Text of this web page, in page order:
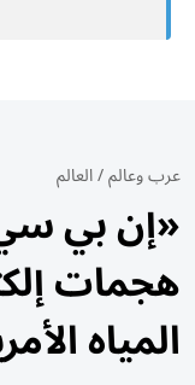
عرب وعالم/العالم
«إن بي
هجمات
المياه